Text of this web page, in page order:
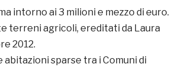
intorno ai 3 milioni e mezzo di euro.
terreni agricoli, ereditati da Laura
2012.
abitazioni sparse tra i Comuni di